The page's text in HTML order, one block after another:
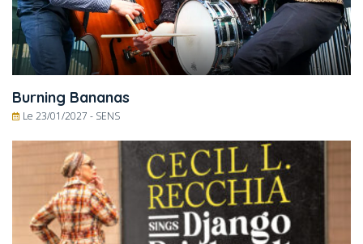
Burning Bananas
Le 23/01/2027 - SENS